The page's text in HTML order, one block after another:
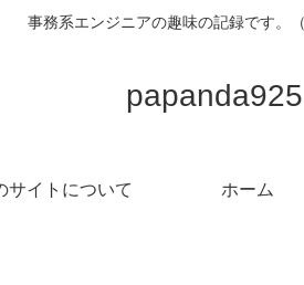
事務系エンジニアの趣味の記録です。
サイトについて ホーム